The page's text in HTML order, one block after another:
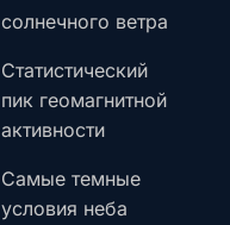
солнечного ветра
Статистический
пик геомагнитной
активности
Самые темные
условия неба